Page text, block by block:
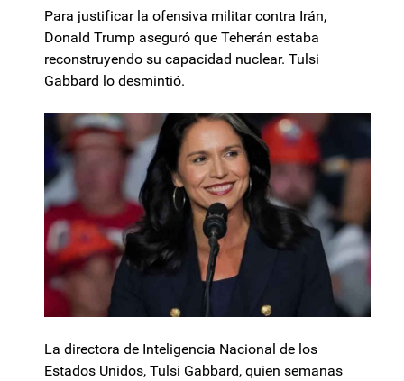
Para justificar la ofensiva militar contra Irán,
Donald Trump aseguró que Teherán estaba
reconstruyendo su capacidad nuclear. Tulsi
Gabbard lo desmintió.
La directora de Inteligencia Nacional de los
Estados Unidos, Tulsi Gabbard, quien semanas